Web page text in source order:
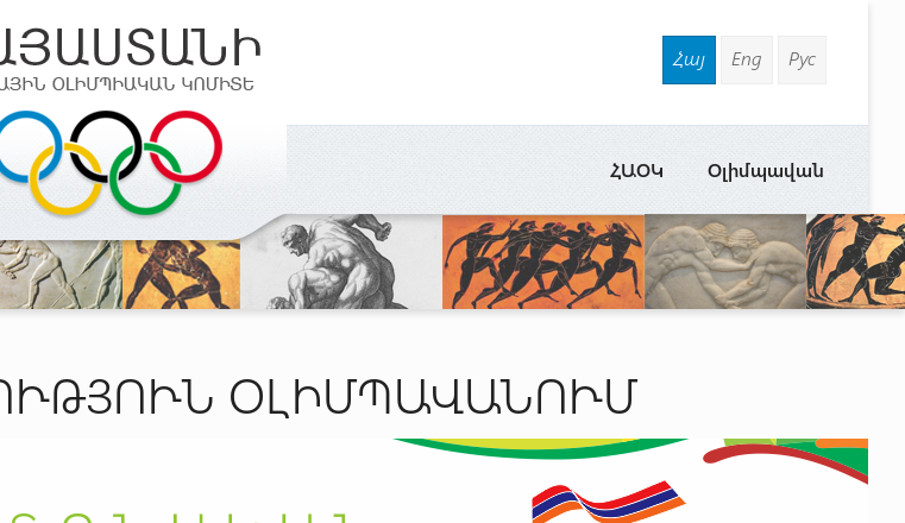
Հայ Eng Рус
Օլիմպավան
ՀԱՕԿ
ՕԼԻՄՊԱՎԱՆՈՒՄ